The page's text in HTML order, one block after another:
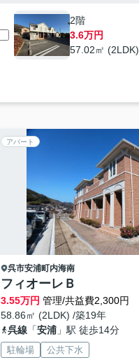
2階
3.6万円
57.02㎡ (2LDK)
アパート
呉市安浦町内海南
フィオーレＢ
3.55万円 管理/共益費2,300円
58.86㎡ (2LDK) /築19年
呉線「安浦」駅 徒歩14分
駐輪場 公共下水